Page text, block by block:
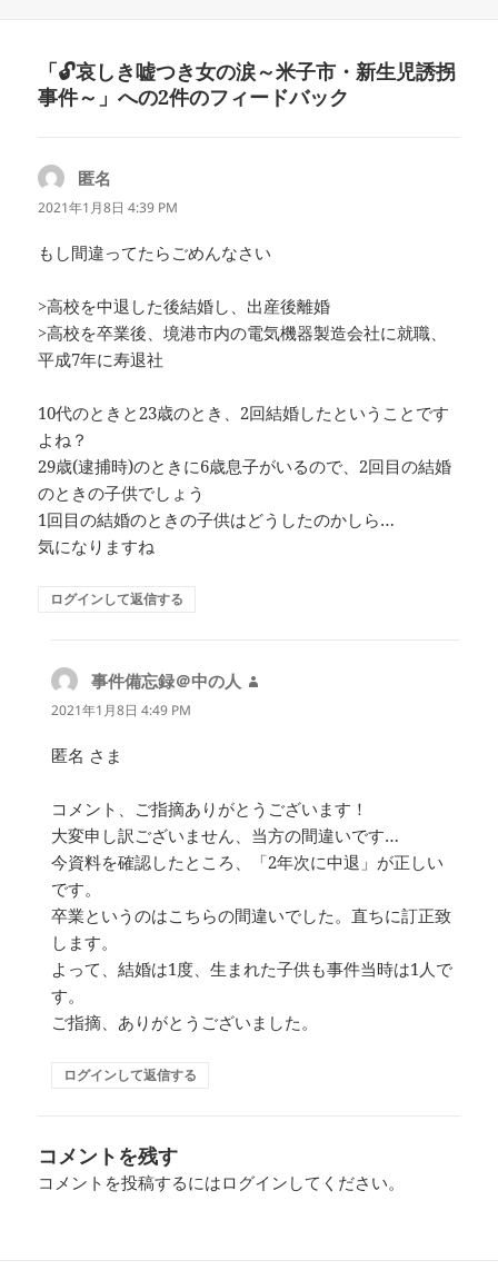
「🔓哀しき嘘つき女の涙～米子市・新生児誘拐
事件～」への2件のフィードバック
匿名
り:
2021年1月8日 4:39 PM
もし間違ってたらごめんなさい
>高校を中退した後結婚し、出産後離婚
>高校を卒業後、境港市内の電気機器製造会社に就職、
平成7年に寿退社
10代のときと23歳のとき、2回結婚したということです
よね？
29歳(逮捕時)のときに6歳息子がいるので、2回目の結婚
のときの子供でしょう
1回目の結婚のときの子供はどうしたのかしら…
気になりますね
ログインして返信する
事件備忘録＠中の人
2021年1月8日 4:49 PM
匿名 さま
コメント、ご指摘ありがとうございます！
大変申し訳ございません、当方の間違いです…
今資料を確認したところ、「2年次に中退」が正しい
です。
卒業というのはこちらの間違いでした。直ちに訂正致
します。
よって、結婚は1度、生まれた子供も事件当時は1人で
す。
ご指摘、ありがとうございました。
ログインして返信する
コメントを残す
コメントを投稿するにはログイン してください。